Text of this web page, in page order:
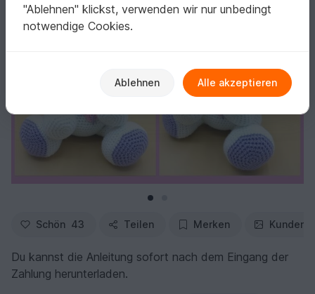
Schön 43 Teilen Merken
Du kannst die Anleitung sofort nach dem Eingang der
Zahlung herunterladen.
"Ablehnen" klickst, verwenden wir nur unbedingt
notwendige Cookies.
Ablehnen Alle akzeptieren